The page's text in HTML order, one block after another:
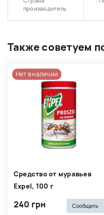
производитель
Также советуем
Нет в наличии
Средство от муравьев
Expel, 100 г
240 грн Сообщить